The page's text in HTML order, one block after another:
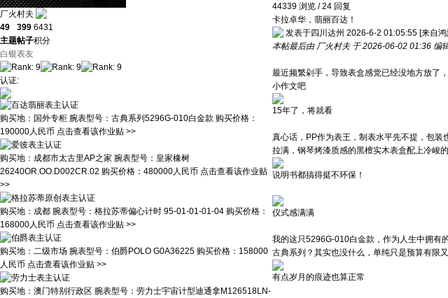
厂火村夫
49
主题
399
帖子
6431
积分
白银表友
认证:
购买地： 国外专柜 腕表型号： 古典系列5296G-010白金款 购买价格：
190000人民币 点击查看该作业贴 >>
购买地： 成都市太古里AP之家 腕表型号： 皇家橡树
26240OR.OO.D002CR.02 购买价格： 480000人民币 点击查看该作业贴
>>
购买地： 成都 腕表型号： 格拉苏蒂偏心计时 95-01-01-01-04 购买价格：
168000人民币 点击查看该作业贴 >>
购买地： 二级市场 腕表型号： 伯爵POLO G0A36225 购买价格： 158000
人民币 点击查看该作业贴 >>
购买地： 澳门特别行政区 腕表型号： 劳力士宇宙计型迪通拿M126518LN-
44339 浏览 /24 回复
卡拉卓华，翡丽百达！
发表于四川达州 2026-6-2 01:05:55 [来自
本帖最后由 厂火村夫 于 2026-06-02 01:36 编
最近频繁剁手，导致表盒感觉已经没地方放了
小作文吧
15年了，将就看
真心话，PP作为表王，制表水平先不提，包
拉满，钢琴烤漆质感的黑檀实木表盒配上冷峻
说明书都搞得挺不环保！
仪式感满满
我的这只5296G-010白金款，作为人生中拥有
古典系列？其实也没什么，单纯只是预算有限
有点岁月的痕迹也算正常